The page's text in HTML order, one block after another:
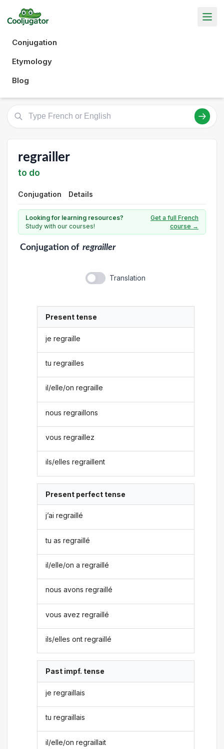
Conjugation
Etymology
Blog
regrailler
to do
Conjugation Details
Looking for learning resources?
Study with our courses!
Get a full French
course →
Conjugationof regrailler
Translation
Present tense
je regraille
tu regrailles
il/elle/on regraille
nous regraillons
vous regraillez
ils/elles regraillent
Present perfect tense
j’ai regraillé
tu as regraillé
il/elle/on a regraillé
nous avons regraillé
vous avez regraillé
ils/elles ont regraillé
Past impf. tense
je regraillais
tu regraillais
il/elle/on regraillait